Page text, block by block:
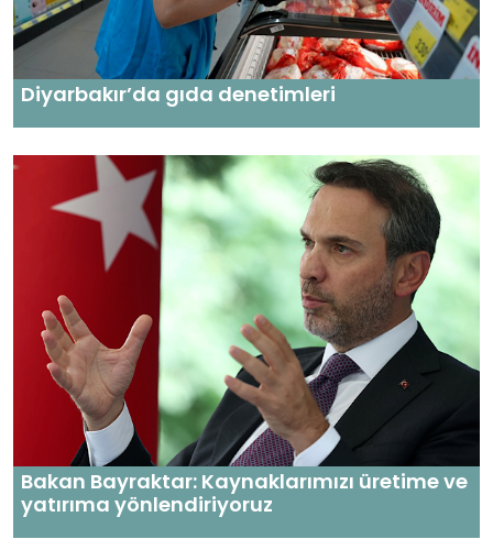
Diyarbakır’da gıda denetimleri
Bakan Bayraktar: Kaynaklarımızı üretime ve
yatırıma yönlendiriyoruz